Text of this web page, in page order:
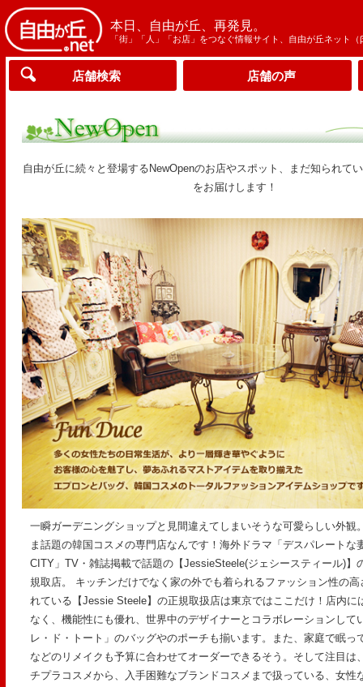
本日、自由が丘、再発見。
「街」「人」「お店」をつなぐ情報サイト、自由が丘ネット（
店舗検索 店舗の声
自由が丘に続々と登場するNewOpenのお店やスポット、まだ知られて
をお届けします！
一瞬ガーデニングショップと見間違えてしまいそうな可愛らしい外観
ま話題の韓国コスメの専門店なんです！海外ドラマ「デスパレートな
CITY」TV・雑誌掲載で話題の【JessieSteele(ジェシースティール)】
規取店。 キッチンだけでなく家の外でも着られるファッション性の
れている【Jessie Steele】の正規取扱店は東京ではここだけ！店内に
なく、機能性にも優​れ、世界中のデザイナーとコラボレーションして
レ・ド・トート」のバッグやのポー​チも揃います。また、家庭で眠っ
などのリメイクも予算に合わせてオーダーできるそう。そして注目は
チプラコスメから、入手困難なブランドコスメまで扱っている、女性